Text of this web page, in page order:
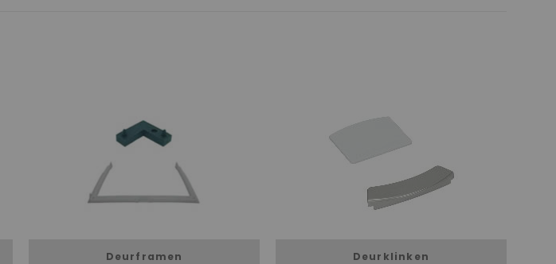
Deurframen Deurklinken